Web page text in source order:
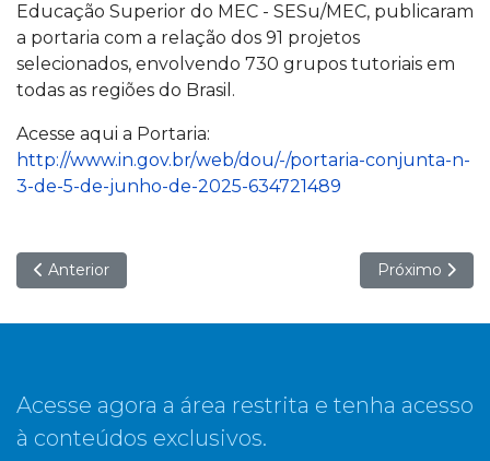
Educação Superior do MEC - SESu/MEC, publicaram
a portaria com a relação dos 91 projetos
selecionados, envolvendo 730 grupos tutoriais em
todas as regiões do Brasil.
Acesse aqui a Portaria:
http://www.in.gov.br/web/dou/-/portaria-conjunta-n-
3-de-5-de-junho-de-2025-634721489
Artigo anterior: Plano AdaptaSUS orienta ações dos
Anterior Próximo
Próximo
Acesse agora a área restrita e tenha acesso
à conteúdos exclusivos.